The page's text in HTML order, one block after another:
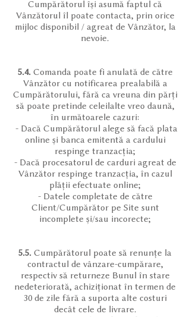
Cumpărătorul își asumă faptul că
Vânzătorul îl poate contacta, prin orice
mijloc disponibil / agreat de Vânzător, la
nevoie.
5.4. Comanda poate fi anulată de către
Vânzător cu notificarea prealabilă a
Cumpărătorului, fără ca vreuna din părți
să poate pretinde celeilalte vreo daună,
în următoarele cazuri:
- Dacă Cumpărătorul alege să facă plata
online și banca emitentă a cardului
respinge tranzacția;
- Dacă procesatorul de carduri agreat de
Vânzător respinge tranzacția, în cazul
plății efectuate online;
- Datele completate de către
Client/Cumpărător pe Site sunt
incomplete și/sau incorecte;
5.5. Cumpărătorul poate să renunțe la
contractul de vânzare-cumpărare,
respectiv să returneze Bunul în stare
nedeteriorată, achiziționat în termen de
30 de zile fără a suporta alte costuri
decât cele de livrare.